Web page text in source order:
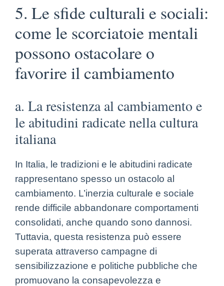
5. Le sfide culturali e sociali:
come le scorciatoie mentali
possono ostacolare o
favorire il cambiamento
a. La resistenza al cambiamento e
le abitudini radicate nella cultura
italiana
In Italia, le tradizioni e le abitudini radicate
rappresentano spesso un ostacolo al
cambiamento. L’inerzia culturale e sociale
rende difficile abbandonare comportamenti
consolidati, anche quando sono dannosi.
Tuttavia, questa resistenza può essere
superata attraverso campagne di
sensibilizzazione e politiche pubbliche che
promuovano la consapevolezza e